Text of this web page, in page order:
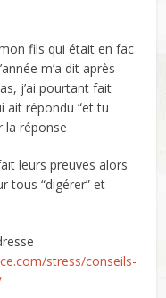
fils qui était en fac
m’a dit après
j’ai pourtant fait
ait répondu “et tu
la réponse
leurs preuves alors
tous “digérer” et
stress/conseils-